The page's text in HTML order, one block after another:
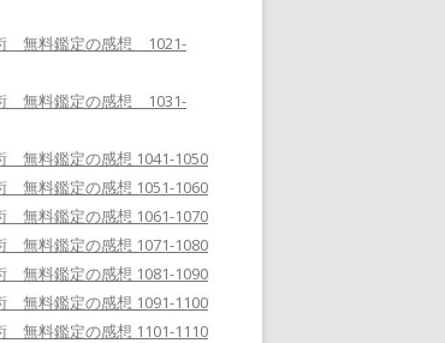
無料鑑定の感想 1021-
無料鑑定の感想 1031-
無料鑑定の感想 1041-1050
無料鑑定の感想 1051-1060
無料鑑定の感想 1061-1070
無料鑑定の感想 1071-1080
無料鑑定の感想 1081-1090
無料鑑定の感想 1091-1100
無料鑑定の感想 1101-1110